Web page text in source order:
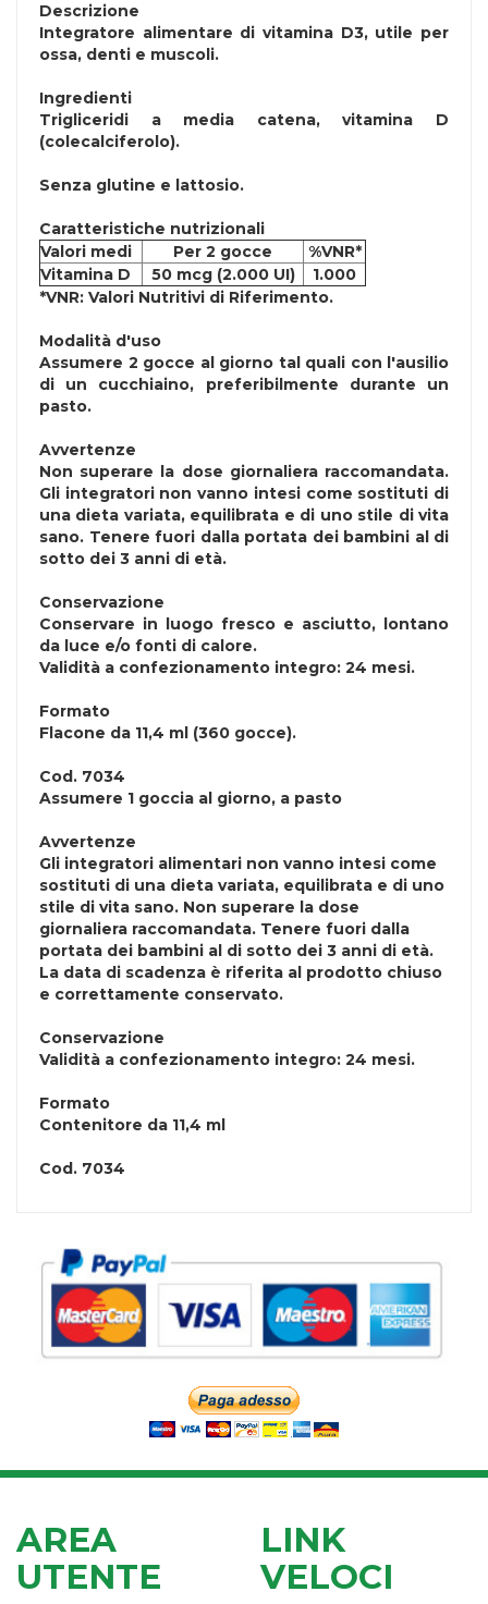
Descrizione
Integratore alimentare di vitamina D3, utile per
ossa, denti e muscoli.
Ingredienti
Trigliceridi a media catena, vitamina D
(colecalciferolo).
Senza glutine e lattosio.
Caratteristiche nutrizionali
Valori medi
Per 2 gocce
%VNR*
Vitamina D
50 mcg (2.000 UI)
1.000
*VNR: Valori Nutritivi di Riferimento.
Modalità d'uso
Assumere 2 gocce al giorno tal quali con l'ausilio
di un cucchiaino, preferibilmente durante un
pasto.
Avvertenze
Non superare la dose giornaliera raccomandata.
Gli integratori non vanno intesi come sostituti di
una dieta variata, equilibrata e di uno stile di vita
sano. Tenere fuori dalla portata dei bambini al di
sotto dei 3 anni di età.
Conservazione
Conservare in luogo fresco e asciutto, lontano
da luce e/o fonti di calore.
Validità a confezionamento integro: 24 mesi.
Formato
Flacone da 11,4 ml (360 gocce).
Cod. 7034
Assumere 1 goccia al giorno, a pasto
Avvertenze
Gli integratori alimentari non vanno intesi come
sostituti di una dieta variata, equilibrata e di uno
stile di vita sano. Non superare la dose
giornaliera raccomandata. Tenere fuori dalla
portata dei bambini al di sotto dei 3 anni di età.
La data di scadenza è riferita al prodotto chiuso
e correttamente conservato.
Conservazione
Validità a confezionamento integro: 24 mesi.
Formato
Contenitore da 11,4 ml
Cod. 7034
AREA
UTENTE
LINK
VELOCI